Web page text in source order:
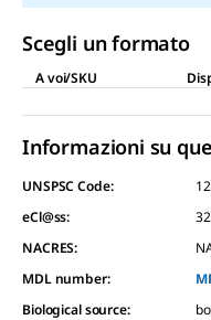
Scegli un formato
A voi/SKU
Informazioni su
UNSPSC Code:
eCl@ss:
NACRES:
MDL number:
Biological source: